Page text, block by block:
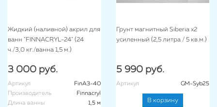
Жидкий (наливной) акрил для
ванн "FINNACRYL-24" (24
ч./3,0 кг./ванна 1,5 м.)
3 000 руб.
Артикул
FinA3-40
Производитель
Finnacryl
Длина ванны
1,5 м
Грунт магнитный Siberia x2
усиленный (2,5 литра / 5 кв.м.)
5 990 руб.
Артикул GM-Syb25
В корзину